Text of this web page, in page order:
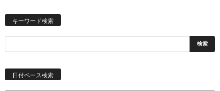
キーワード検索
日付ベース検索